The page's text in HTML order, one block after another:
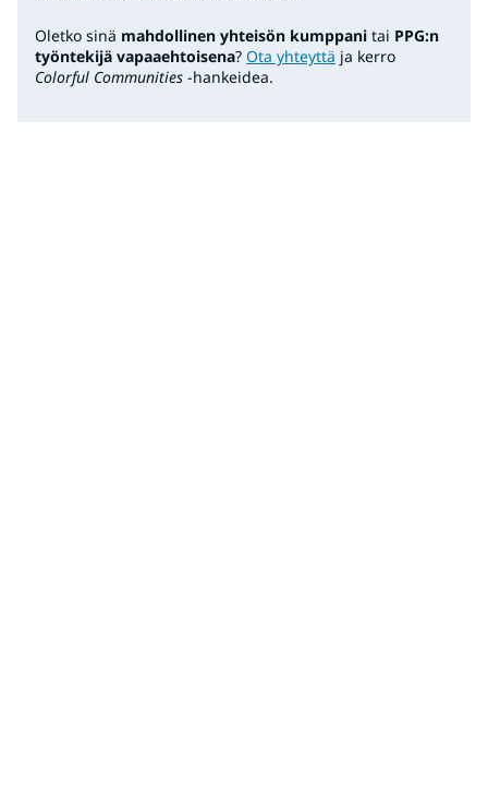
Oletko sinä mahdollinen yhteisön kumppani tai PPG:n
työntekijä vapaaehtoisena? Ota yhteyttä ja kerro
Colorful Communities -hankeidea.